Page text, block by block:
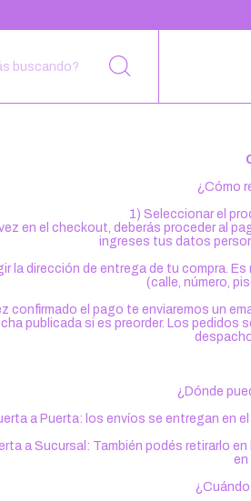
¿Cómo
1) Seleccionar el
en el checkout, deberás proceder al
ingreses tus datos
la dirección de entrega de tu compra.
(calle, número,
confirmado el pago te enviaremos un
publicada si es preorder. Los pedidos
¿Dónde
a Puerta: los envíos se entregan en el
a Sucursal: También podés retirarlo en
en
¿Cuándo